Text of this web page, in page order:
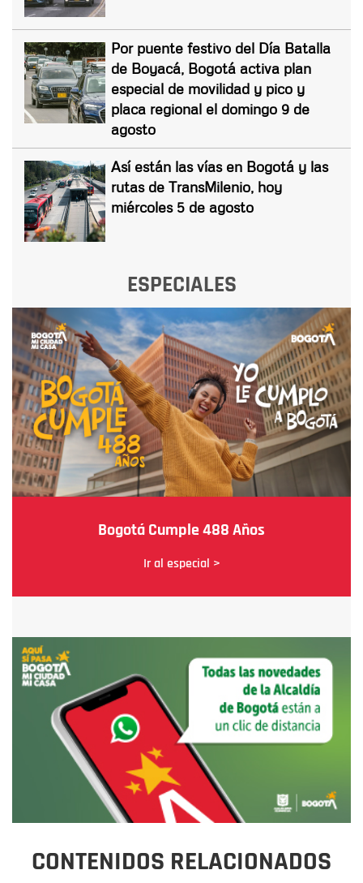
Por puente festivo del Día Batalla
de Boyacá, Bogotá activa plan
especial de movilidad y pico y
placa regional el domingo 9 de
agosto
Así están las vías en Bogotá y las
rutas de TransMilenio, hoy
miércoles 5 de agosto
ESPECIALES
Bogotá Cumple 488 Años
Ir al especial >
CONTENIDOS RELACIONADOS